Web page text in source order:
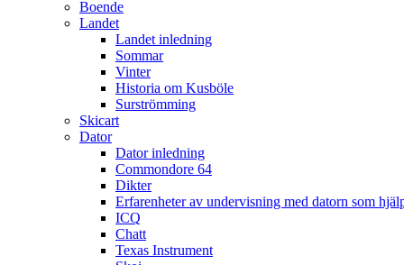
Boende
Landet
Landet inledning
Sommar
Vinter
Historia om Kusböle
Surströmming
Skicart
Dator
Dator inledning
Commondore 64
Dikter
Erfarenheter av undervisning med datorn som
ICQ
Chatt
Texas Instrument